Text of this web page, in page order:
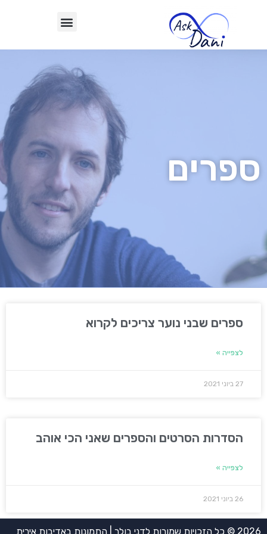
ספרים
ספרים שבני נוער צריכים לקרוא
לצפייה »
27 ביוני 2021
הסדרות הסרטים והספרים שאני הכי אוהב
לצפייה »
26 ביוני 2021
2026 © כל הזכויות שמורות לדני בולר | התמונות באדיבות אירית